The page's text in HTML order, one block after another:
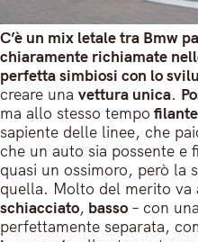
C’è un mix letale tra Bmw
chiaramente richiamate
perfetta simbiosi con lo
creare una vettura unica.
ma allo stesso tempo filante
sapiente delle linee, che
che un auto sia possente e
quasi un ossimoro, però la
quella. Molto del merito va
schiacciato, basso – con
perfettamente separata,